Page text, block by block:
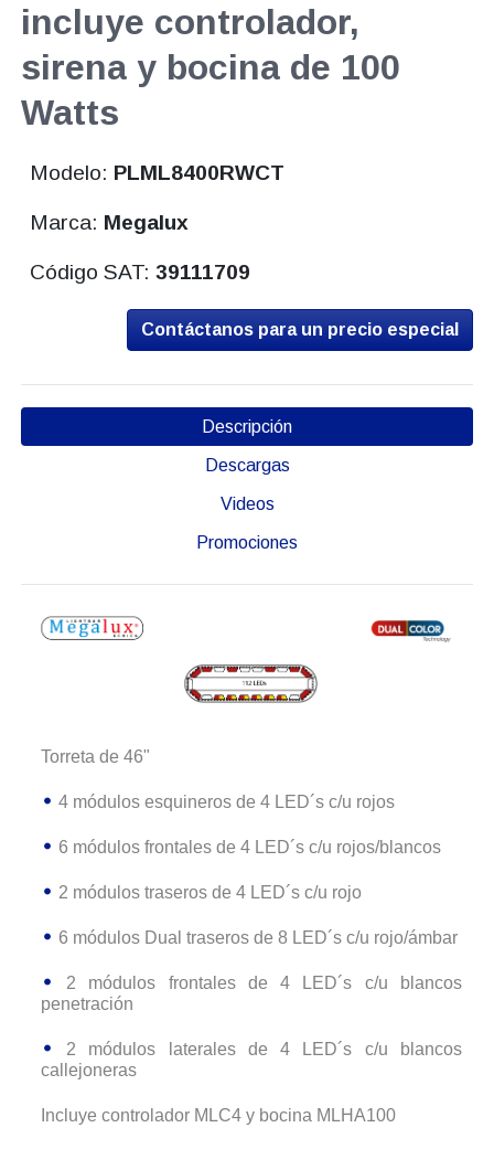
incluye controlador,
sirena y bocina de 100
Watts
Modelo: PLML8400RWCT
Marca: Megalux
Código SAT:39111709
Contáctanos para un precio especial
Descripción
Descargas
Videos
Promociones
Torreta de 46"
4 módulos esquineros de 4 LED´s c/u rojos
6 módulos frontales de 4 LED´s c/u rojos/blancos
2 módulos traseros de 4 LED´s c/u rojo
6 módulos Dual traseros de 8 LED´s c/u rojo/ámbar
2 módulos frontales de 4 LED´s c/u blancos
penetración
2 módulos laterales de 4 LED´s c/u blancos
callejoneras
Incluye controlador MLC4 y bocina MLHA100